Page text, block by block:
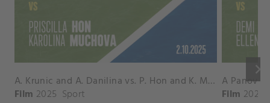
keyboard_arrow_right
A. Krunic and A. Danilina vs. P. Hon and K. Muchova Match Highlights - BEIJING_Capital Group Diamond ( October 02, 2025)
Film 2025 Sport Film 2026